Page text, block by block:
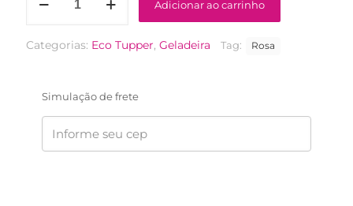
Tupper
quantidade
Adicionar ao carrinho
Categorias: Eco Tupper, Geladeira Tag: Rosa
Simulação de frete